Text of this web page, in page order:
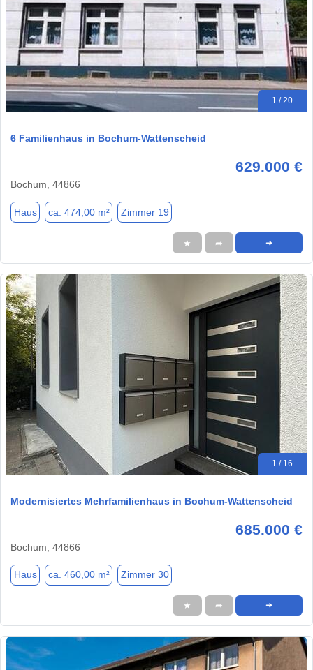
1 / 20
6 Familienhaus in Bochum-Wattenscheid
629.000 €
Bochum, 44866
Haus ca. 474,00 m² Zimmer 19
★ ➦ ➜
1 / 16
Modernisiertes Mehrfamilienhaus in Bochum-Wattenscheid
685.000 €
Bochum, 44866
Haus ca. 460,00 m² Zimmer 30
★ ➦ ➜